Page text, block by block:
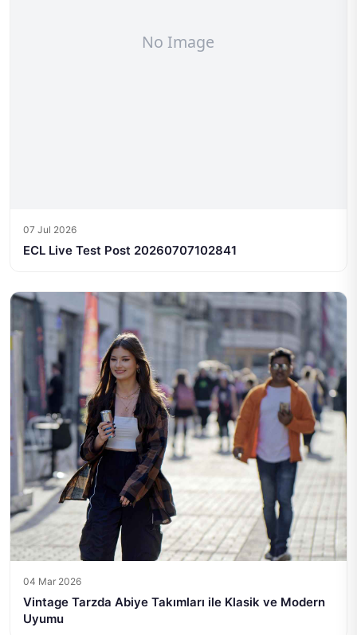
07 Jul 2026
ECL Live Test Post 20260707102841
04 Mar 2026
Vintage Tarzda Abiye Takımları ile Klasik ve Modern
Uyumu